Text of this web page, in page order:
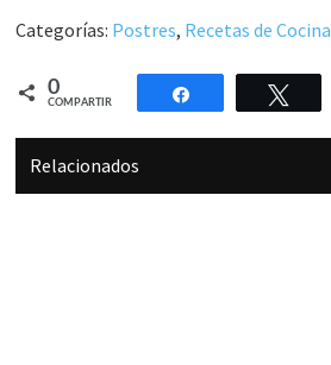
Categorías: Postres, Recetas de Cocina
0
COMPARTIR
Compartir
Relacionados